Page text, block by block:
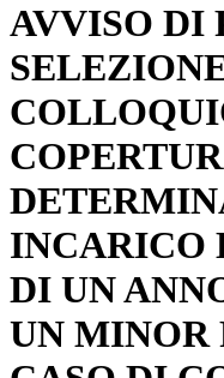
AVVISO DI
INCARICO
DI UN
UN MINOR